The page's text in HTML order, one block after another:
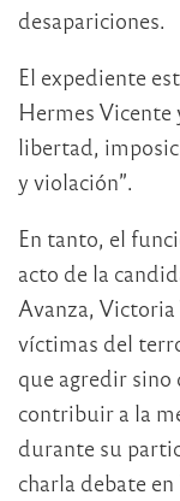
desapariciones.
El expediente
Hermes Vicente
libertad,
y violación”.
En tanto, el
acto de la
Avanza,
víctimas del
que agredir sino
contribuir a la
durante su
charla debate